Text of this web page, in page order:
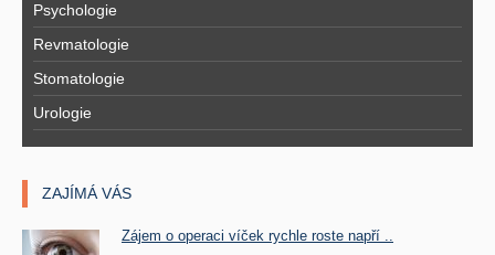
Psychologie
Revmatologie
Stomatologie
Urologie
ZAJÍMÁ VÁS
Zájem o operaci víček rychle roste napří ..